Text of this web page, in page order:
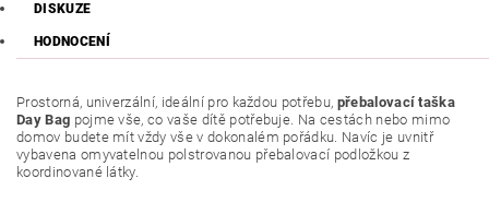
DISKUZE
HODNOCENÍ
Prostorná, univerzální, ideální pro každou potřebu, přebalovací taška
Day Bag pojme vše, co vaše dítě potřebuje. Na cestách nebo mimo
domov budete mít vždy vše v dokonalém pořádku. Navíc je uvnitř
vybavena omyvatelnou polstrovanou přebalovací podložkou z
koordinované látky.